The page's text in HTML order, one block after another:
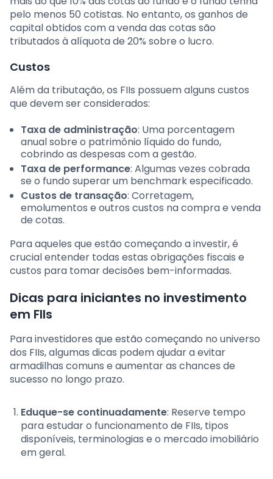
pelo menos 50 cotistas. No entanto, os ganhos de
capital obtidos com a venda das cotas são
tributados à alíquota de 20% sobre o lucro.
Custos
Além da tributação, os FIIs possuem alguns custos
que devem ser considerados:
Taxa de administração: Uma porcentagem
anual sobre o patrimônio líquido do fundo,
cobrindo as despesas com a gestão.
Taxa de performance: Algumas vezes cobrada
se o fundo superar um benchmark especificado.
Custos de transação: Corretagem,
emolumentos e outros custos na compra e venda
de cotas.
Para aqueles que estão começando a investir, é
crucial entender todas estas obrigações fiscais e
custos para tomar decisões bem-informadas.
Dicas para iniciantes no investimento
em FIIs
Para investidores que estão começando no universo
dos FIIs, algumas dicas podem ajudar a evitar
armadilhas comuns e aumentar as chances de
sucesso no longo prazo.
Eduque-se continuadamente: Reserve tempo
para estudar o funcionamento de FIIs, tipos
disponíveis, terminologias e o mercado imobiliário
em geral.